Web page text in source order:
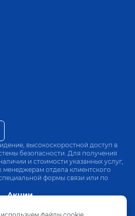
Акции
Оплата
высокоскоростной доступ в
безопасности. Для получения
и стоимости указанных услуг,
менеджерам отдела клиентского
формы связи или по